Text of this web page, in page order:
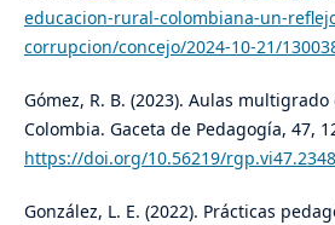
educacion-rural-colombiana-un-
corrupcion/concejo/2024-10-21/
Gómez, R. B. (2023). Aulas
Colombia. Gaceta de Pedagogía, 47,
https://doi.org/10.56219/rgp.vi47.2348
González, L. E. (2022). Prácticas